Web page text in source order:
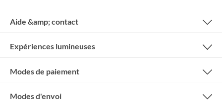
Aide &amp; contact
Expériences lumineuses
Modes de paiement
Modes d'envoi